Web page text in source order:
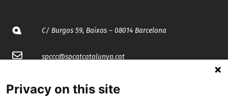
C/ Burgos 59, Baixos – 08014 Barcelona
spccc@spcgtcatalunya.cat
Privacy on this site